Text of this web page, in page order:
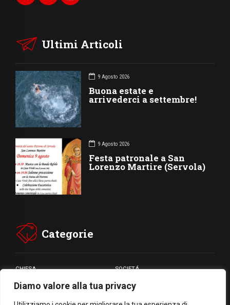
Diamo valore alla tua privacy
Ultimi Articoli
9 Agosto 2026
Buona estate e
arrivederci a settembre!
9 Agosto 2026
Festa patronale a San
Lorenzo Martire (Servola)
Categorie
CHIESA SOCIETÁ
CARITÁ GIUBILEO
CULTURA MEDIA